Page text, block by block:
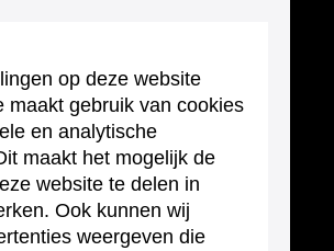
op deze website
maakt gebruik van cookies
en analytische
maakt het mogelijk de
website te delen in
Ook kunnen wij
weergeven die